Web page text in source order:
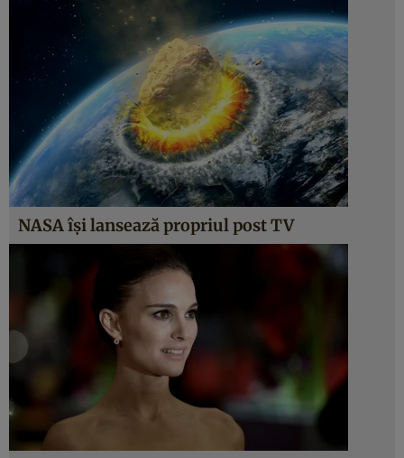
NASA îşi lansează propriul post TV